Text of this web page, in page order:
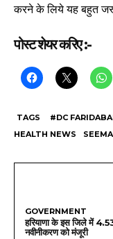
करने के लिये यह बहुत
पोस्ट शेयर करिए :-
TAGS #DC
HEALTH NEWS
GOVERNMENT
हरियाणा के इस जिले में
नवीनीकरण को मंजूरी